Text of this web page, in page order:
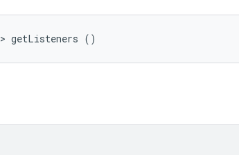
> getListeners ()